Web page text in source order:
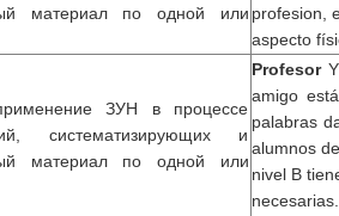
материал по одной или profesion,
aspecto
ЗУН в процессе
систематизирующих и
материал по одной или
ProfesorY
amigo
palabras
alumnos
nivel B